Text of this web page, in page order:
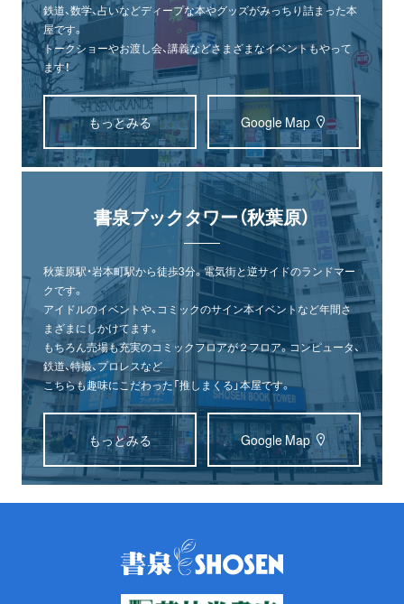
鉄道、数学、占いなどディープな本やグッズがみっちり詰まった本
屋です。
トークショーやお渡し会、講義などさまざまなイベントもやって
ます！
もっとみる Google Map
書泉ブックタワー（秋葉原）
秋葉原駅・岩本町駅から徒歩3分。電気街と逆サイドのランドマー
クです。
アイドルのイベントや、コミックのサイン本イベントなど年間さ
まざまにしかけてます。
もちろん売場も充実のコミックフロアが２フロア。コンピュータ、
鉄道、特撮、プロレスなど
こちらも趣味にこだわった「推しまくる」本屋です。
もっとみる Google Map